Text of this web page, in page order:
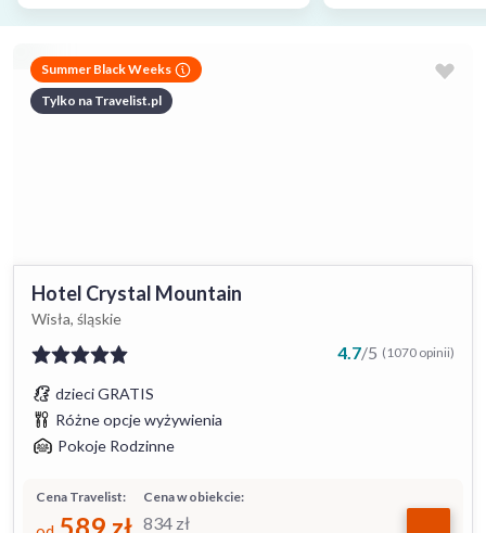
Summer Black Weeks
Tylko na Travelist.pl
Hotel Crystal Mountain
Wisła, śląskie
4.7/5 (1070 opinii)
dzieci GRATIS
Różne opcje wyżywienia
Pokoje Rodzinne
Cena w obiekcie:
834 zł
Cena Travelist: